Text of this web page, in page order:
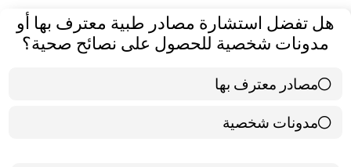
هل تفضل استشارة مصادر طبية معترف بها أو
مدونات شخصية للحصول على نصائح صحية؟
مصادر معترف بها
39 ( 65 % )
مدونات شخصية
21 ( 35 % )